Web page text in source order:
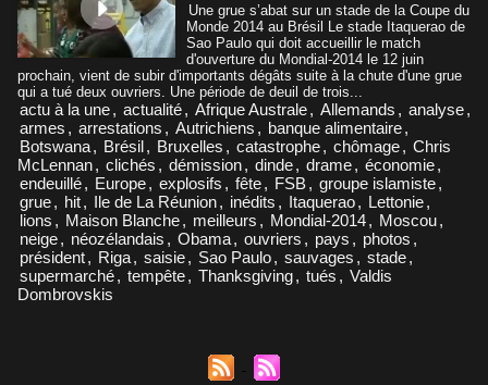
Une grue s’abat sur un stade de la Coupe du
Monde 2014 au Brésil Le stade Itaquerao de
Sao Paulo qui doit accueillir le match
d'ouverture du Mondial-2014 le 12 juin
prochain, vient de subir d'importants dégâts suite à la chute d'une grue
qui a tué deux ouvriers. Une période de deuil de trois...
actu à la une, actualité, Afrique Australe, Allemands , analyse,
armes , arrestations , Autrichiens , banque alimentaire,
Botswana, Brésil, Bruxelles , catastrophe, chômage, Chris
McLennan, clichés , démission, dinde, drame, économie,
endeuillé, Europe, explosifs , fête, FSB, groupe islamiste,
grue, hit, Ile de La Réunion, inédits , Itaquerao, Lettonie,
lions , Maison Blanche, meilleurs , Mondial-2014, Moscou,
neige, néozélandais , Obama, ouvriers , pays , photos ,
président, Riga, saisie, Sao Paulo, sauvages , stade,
supermarché, tempête, Thanksgiving, tués , Valdis
Dombrovskis